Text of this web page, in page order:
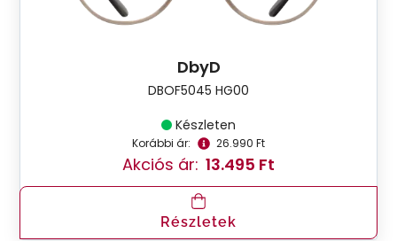
DbyD
DBOF5045 HG00
Készleten
Korábbi ár: 26.990 Ft
Akciós ár: 13.495 Ft
Részletek